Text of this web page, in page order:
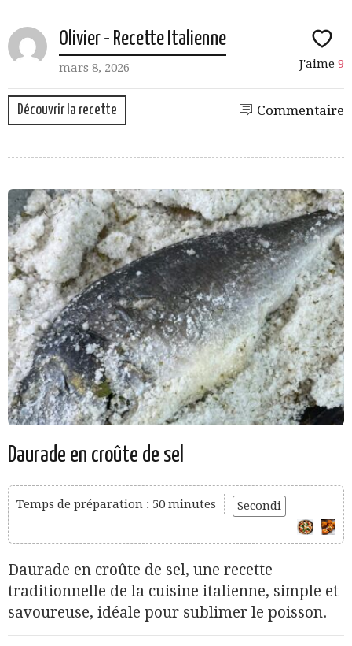
Olivier - Recette Italienne
mars 8, 2026 J'aime 9
Découvrir la recette Commentaire
Daurade en croûte de sel
Temps de préparation : 50 minutes Secondi
Daurade en croûte de sel, une recette
traditionnelle de la cuisine italienne, simple et
savoureuse, idéale pour sublimer le poisson.